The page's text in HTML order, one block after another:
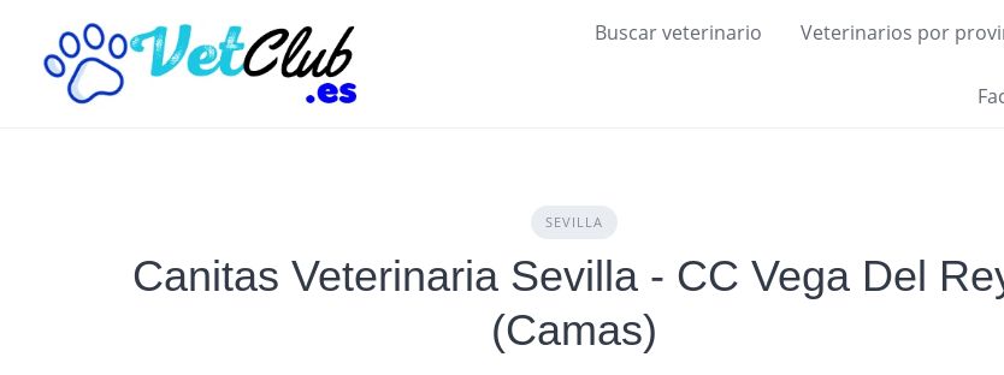
content
Buscar veterinario Veterinarios por
SEVILLA
Canitas Veterinaria Sevilla - CC Vega Del
(Camas)